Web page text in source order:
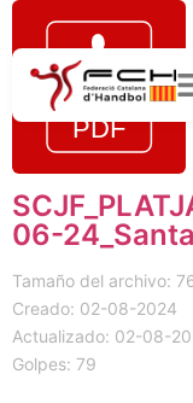
06-
Tamaño del archivo:
Creado: 02-08-2024
Actualizado: 02-08-
Golpes: 79